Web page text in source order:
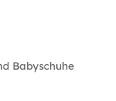
Babyschuhe